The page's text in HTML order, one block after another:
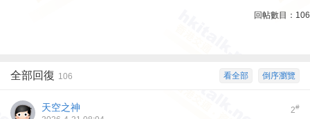
回帖數目： 106
倒序瀏覽
看全部
全部回復 106
2#
天空之神